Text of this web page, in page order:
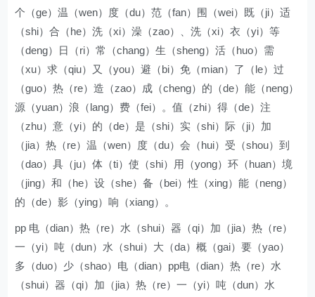
个（ge）温（wen）度（du）范（fan）围（wei）既（ji）适
（shi）合（he）洗（xi）澡（zao）、洗（xi）衣（yi）等
（deng）日（ri）常（chang）生（sheng）活（huo）需
（xu）求（qiu）又（you）避（bi）免（mian）了（le）过
（guo）热（re）造（zao）成（cheng）的（de）能（neng）
源（yuan）浪（lang）费（fei）。值（zhi）得（de）注
（zhu）意（yi）的（de）是（shi）实（shi）际（ji）加
（jia）热（re）温（wen）度（du）会（hui）受（shou）到
（dao）具（ju）体（ti）使（shi）用（yong）环（huan）境
（jing）和（he）设（she）备（bei）性（xing）能（neng）
的（de）影（ying）响（xiang）。
pp 电（dian）热（re）水（shui）器（qi）加（jia）热（re）
一（yi）吨（dun）水（shui）大（da）概（gai）要（yao）
多（duo）少（shao）电（dian）pp电（dian）热（re）水
（shui）器（qi）加（jia）热（re）一（yi）吨（dun）水